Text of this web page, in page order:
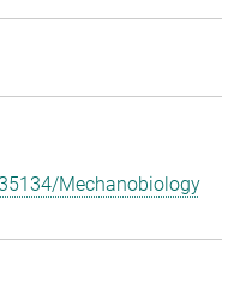
Mechanobiology